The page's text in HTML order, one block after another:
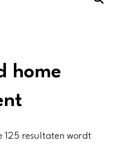
home
125 resultaten wordt